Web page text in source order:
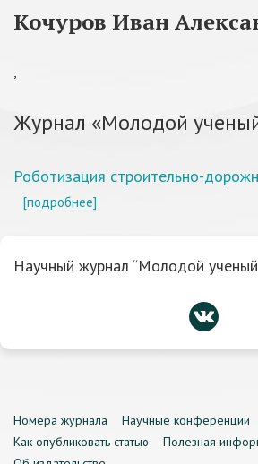
Кочуров Иван
,
Журнал «Молодой
Роботизация строительно-
[подробнее]
Научный журнал “Молодой
Номера журнала Научные конференции
Как опубликовать статью
Полезная